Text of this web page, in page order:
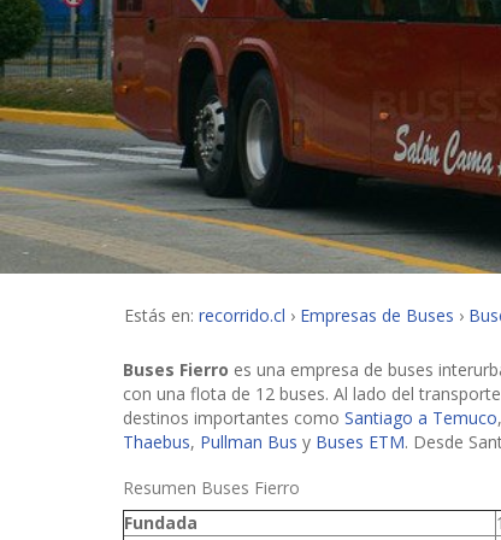
Estás en: recorrido.cl Empresas de Buses
Buses Fierro es una empresa de buses
con una flota de 12 buses. Al lado del
destinos importantes como Santiago a Temuco,
Thaebus, Pullman Bus y Buses ETM. Desde
Resumen Buses Fierro
Fundada